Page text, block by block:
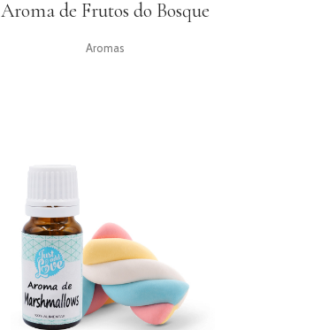
Aroma de Frutos do Bosque
Aromas